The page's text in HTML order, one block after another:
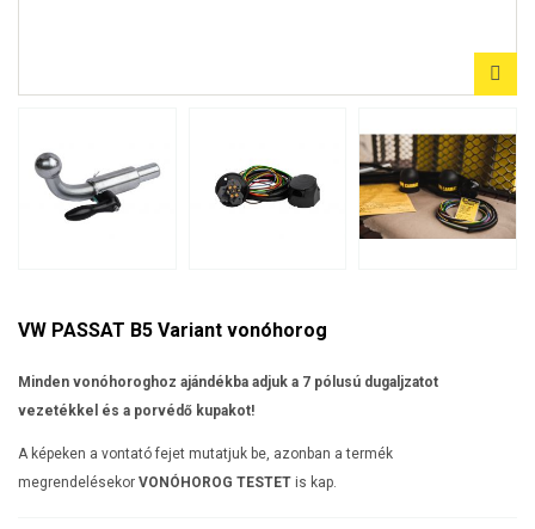
VW PASSAT B5 Variant vonóhorog
Minden vonóhoroghoz ajándékba adjuk a 7 pólusú dugaljzatot
vezetékkel és a porvédő kupakot!
A képeken a vontató fejet mutatjuk be, azonban a termék
megrendelésekor VONÓHOROG TESTET is kap.